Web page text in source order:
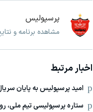
پرسپولیس
مشاهده برنامه و
اخبار مرتبط
امید پرسپولیس به پایان
ستاره پرسپولیسی تیم ملی،